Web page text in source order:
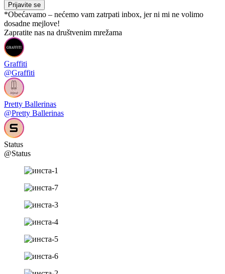
Prijavite se
*Obećavamo – nećemo vam zatrpati inbox, jer ni mi ne volimo
dosadne mejlove!
Zapratite nas na društvenim mrežama
Graffiti
@Graffiti
Pretty Ballerinas
@Pretty Ballerinas
Status
@Status